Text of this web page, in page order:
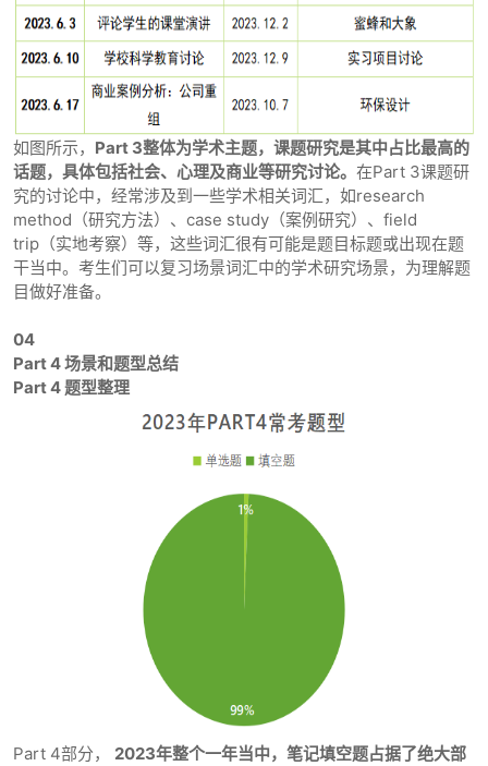
如图所示， Part 3整体为学术主题，课题研究是其中占比最高的
话题，具体包括社会、心理及商业等研究讨论。 在Part 3课题研
究的讨论中，经常涉及到一些学术相关词汇，如research
method（研究方法）、case study（案例研究）、field
trip（实地考察）等，这些词汇很有可能是题目标题或出现在题
干当中。考生们可以复习场景词汇中的学术研究场景，为理解题
目做好准备。
04
Part 4 场景和题型总结
Part 4 题型整理
Part 4部分， 2023年整个一年当中，笔记填空题占据了绝大部